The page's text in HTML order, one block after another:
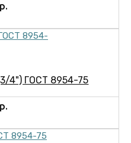
4") ГОСТ 8954-75